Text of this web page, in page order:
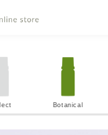
Botanical